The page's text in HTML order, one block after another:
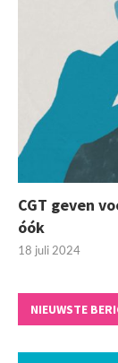
CGT geven
óók
18 juli 2024
NIEUWSTE